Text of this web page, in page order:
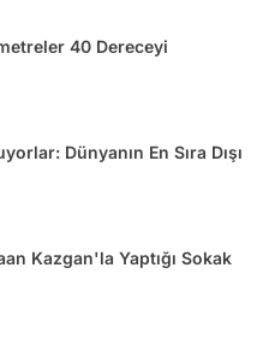
40 Dereceyi
Dünyanın En Sıra Dışı
Kazgan'la Yaptığı Sokak